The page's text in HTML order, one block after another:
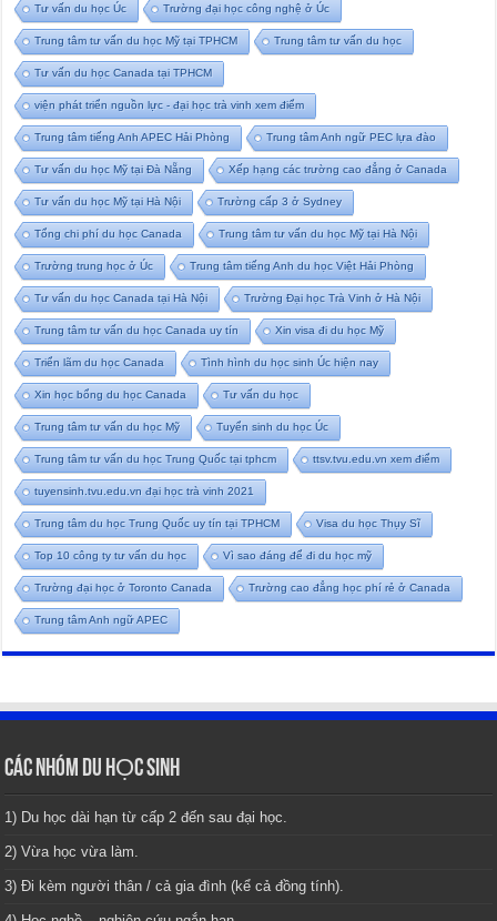
Tư vấn du học Úc Trường đại học công nghệ ở Úc
Trung tâm tư vấn du học Mỹ tại TPHCM Trung tâm tư vấn du học
Tư vấn du học Canada tại TPHCM
viện phát triển nguồn lực - đại học trà vinh xem điểm
Trung tâm tiếng Anh APEC Hải Phòng Trung tâm Anh ngữ PEC lựa đào
Tư vấn du học Mỹ tại Đà Nẵng Xếp hạng các trường cao đẳng ở Canada
Tư vấn du học Mỹ tại Hà Nội Trường cấp 3 ở Sydney
Tổng chi phí du học Canada Trung tâm tư vấn du học Mỹ tại Hà Nội
Trường trung học ở Úc Trung tâm tiếng Anh du học Việt Hải Phòng
Tư vấn du học Canada tại Hà Nội Trường Đại học Trà Vinh ở Hà Nội
Trung tâm tư vấn du học Canada uy tín Xin visa đi du học Mỹ
Triển lãm du học Canada Tình hình du học sinh Úc hiện nay
Xin học bổng du học Canada Tư vấn du học
Trung tâm tư vấn du học Mỹ Tuyển sinh du học Úc
Trung tâm tư vấn du học Trung Quốc tại tphcm ttsv.tvu.edu.vn xem điểm
tuyensinh.tvu.edu.vn đại học trà vinh 2021
Trung tâm du học Trung Quốc uy tín tại TPHCM Visa du học Thụy Sĩ
Top 10 công ty tư vấn du học Vì sao đáng để đi du học mỹ
Trường đại học ở Toronto Canada Trường cao đẳng học phí rẻ ở Canada
Trung tâm Anh ngữ APEC
CÁC NHÓM DU HỌC SINH
1) Du học dài hạn từ cấp 2 đến sau đại học.
2) Vừa học vừa làm.
3) Đi kèm người thân / cả gia đình (kể cả đồng tính).